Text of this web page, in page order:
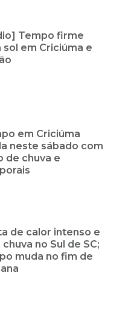
Tempo firme
sol em Criciúma e
em Criciúma
neste sábado com
de chuva e
de calor intenso e
chuva no Sul de SC;
muda no fim de